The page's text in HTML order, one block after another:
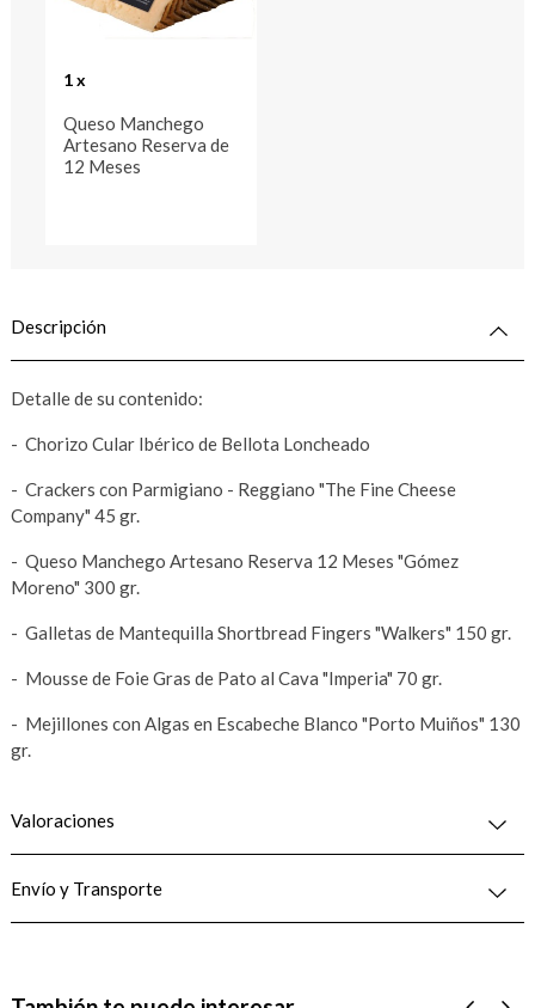
1 x
Queso Manchego
Artesano Reserva de
12 Meses
Descripción
Detalle de su contenido:
- Chorizo Cular Ibérico de Bellota Loncheado
- Crackers con Parmigiano - Reggiano "The Fine Cheese
Company" 45 gr.
- Queso Manchego Artesano Reserva 12 Meses "Gómez
Moreno" 300 gr.
- Galletas de Mantequilla Shortbread Fingers "Walkers" 150 gr.
- Mousse de Foie Gras de Pato al Cava "Imperia" 70 gr.
- Mejillones con Algas en Escabeche Blanco "Porto Muiños" 130
gr.
Valoraciones
Envío y Transporte